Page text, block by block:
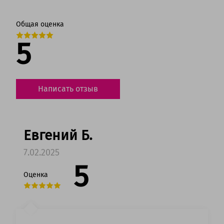
Общая оценка
5
Написать отзыв
Евгений Б.
7.02.2025
Оценка 5